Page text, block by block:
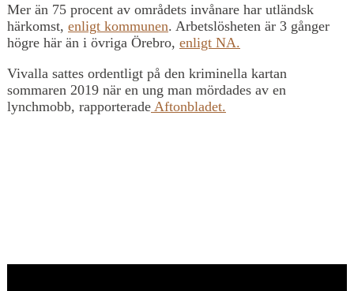
Mer än 75 procent av områdets invånare har utländsk
härkomst, enligt kommunen. Arbetslösheten är 3 gånger
högre här än i övriga Örebro, enligt NA.
Vivalla sattes ordentligt på den kriminella kartan
sommaren 2019 när en ung man mördades av en
lynchmobb, rapporterade Aftonbladet.